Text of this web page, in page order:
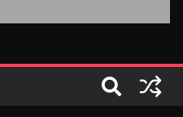
visión estratégica
la posición de Marruecos
competitiva (politólogo